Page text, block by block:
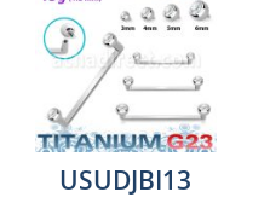
USUDJBI13